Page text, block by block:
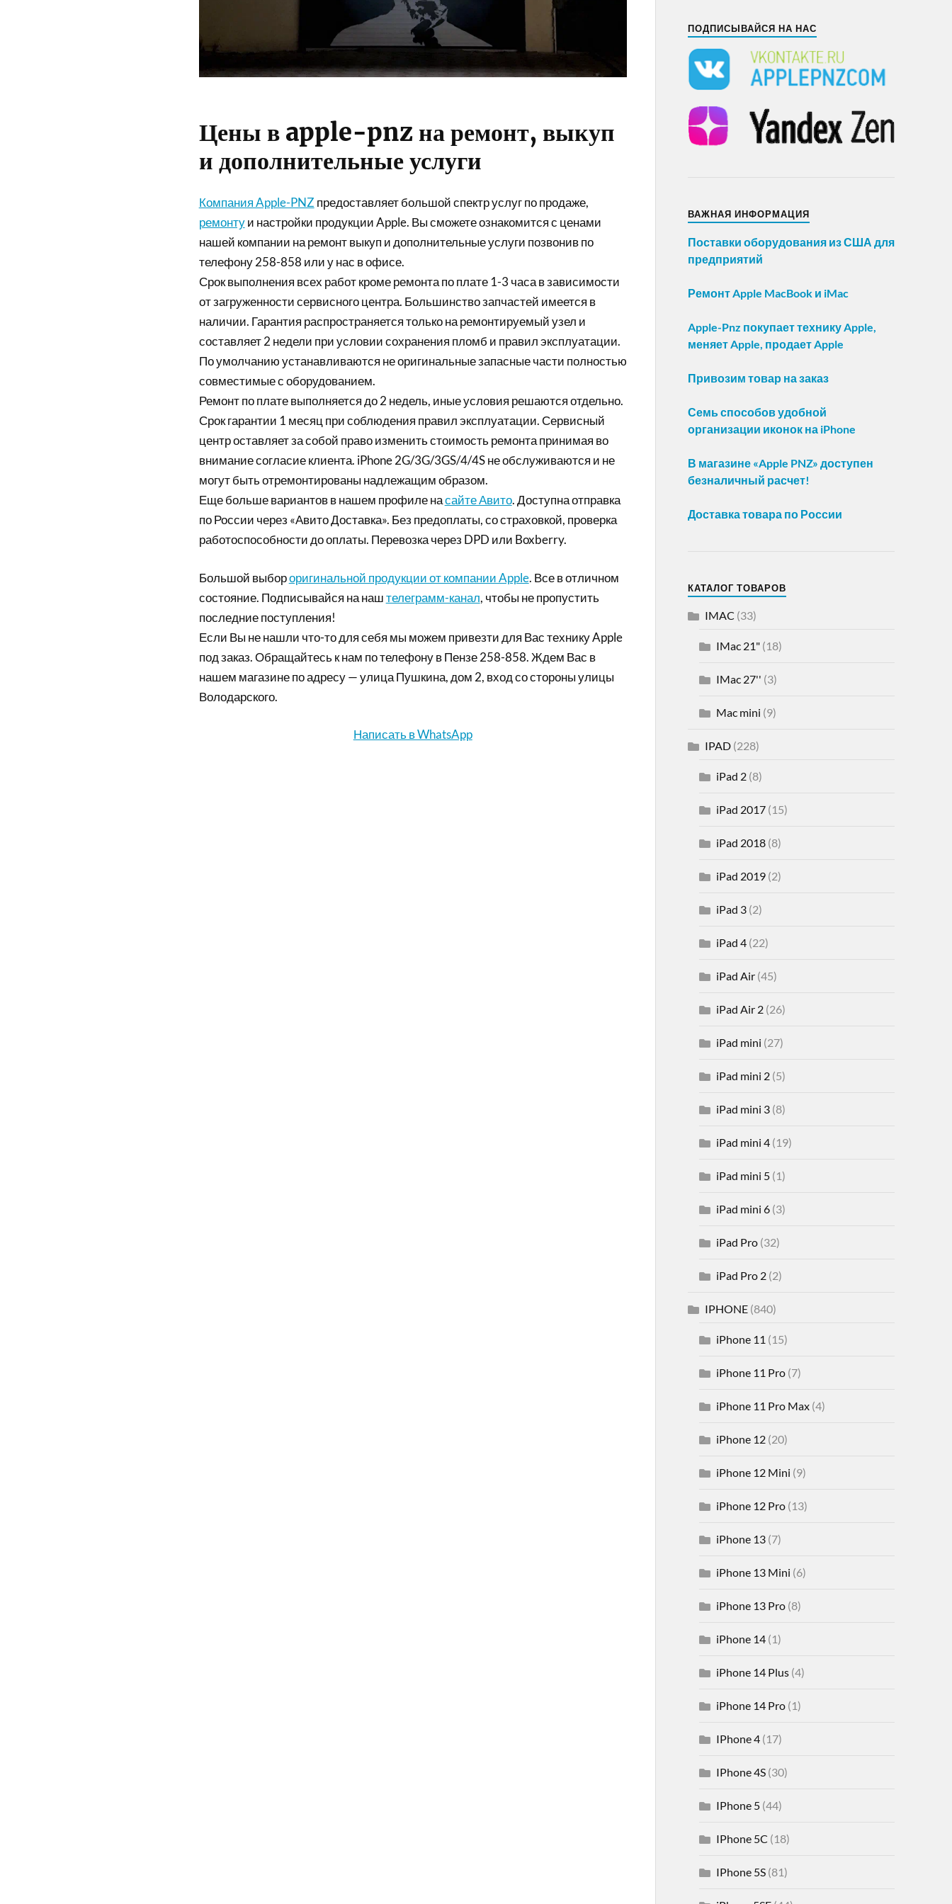
Цены в apple-pnz на ремонт, выкуп
и дополнительные услуги
Компания Apple-PNZ предоставляет большой спектр услуг по продаже,
ремонтуи настройки продукции Apple. Вы сможете ознакомится с ценами
нашей компании на ремонт выкуп и дополнительные услуги позвонив по
телефону 258-858 или у нас в офисе.
Срок выполнения всех работ кроме ремонта по плате 1-3 часа в зависимости
от загруженности сервисного центра. Большинство запчастей имеется в
наличии. Гарантия распространяется только на ремонтируемый узел и
составляет 2 недели при условии сохранения пломб и правил эксплуатации.
По умолчанию устанавливаются не оригинальные запасные части полностью
совместимые с оборудованием.
Ремонт по плате выполняется до 2 недель, иные условия решаются отдельно.
Срок гарантии 1 месяц при соблюдения правил эксплуатации. Сервисный
центр оставляет за собой право изменить стоимость ремонта принимая во
внимание согласие клиента. iPhone 2G/3G/3GS/4/4S не обслуживаются и не
могут быть отремонтированы надлежащим образом.
Еще больше вариантов в нашем профиле насайте Авито. Доступна отправка
по России через «Авито Доставка». Без предоплаты, со страховкой, проверка
работоспособности до оплаты. Перевозка через DPD или Boxberry.
Большой выбороригинальной продукции от компании Apple. Все в отличном
состояние. Подписывайся на наштелеграмм-канал, чтобы не пропустить
последние поступления!
Если Вы не нашли что-то для себя мы можем привезти для Вас технику Apple
под заказ. Обращайтесь к нам по телефону в Пензе 258-858. Ждем Вас в
нашем магазине по адресу — улица Пушкина, дом 2, вход со стороны улицы
Володарского.
Написать в WhatsApp
ПОДПИСЫВАЙСЯ НА НАС
ВАЖНАЯ ИНФОРМАЦИЯ
Поставки оборудования из США для
предприятий
Ремонт Apple MacBook и iMac
Apple-Pnz покупает технику Apple,
меняет Apple, продает Apple
Привозим товар на заказ
Семь способов удобной
организации иконок на iPhone
В магазине «Apple PNZ» доступен
безналичный расчет!
Доставка товара по России
КАТАЛОГ ТОВАРОВ
IMAC (33)
IMac 21"(18)
IMac 27'' (3)
Mac mini (9)
IPAD(228)
iPad 2(8)
iPad 2017(15)
iPad 2018(8)
iPad 2019(2)
iPad 3(2)
iPad 4(22)
iPad Air(45)
iPad Air 2(26)
iPad mini (27)
iPad mini 2(5)
iPad mini 3(8)
iPad mini 4(19)
iPad mini 5(1)
iPad mini 6(3)
iPad Pro(32)
iPad Pro 2(2)
IPHONE(840)
iPhone 11 (15)
iPhone 11 Pro(7)
iPhone 11 Pro Max(4)
iPhone 12(20)
iPhone 12 Mini (9)
iPhone 12 Pro(13)
iPhone 13(7)
iPhone 13 Mini (6)
iPhone 13 Pro(8)
iPhone 14(1)
iPhone 14 Plus(4)
iPhone 14 Pro(1)
IPhone 4(17)
IPhone 4S(30)
IPhone 5(44)
IPhone 5C (18)
IPhone 5S(81)